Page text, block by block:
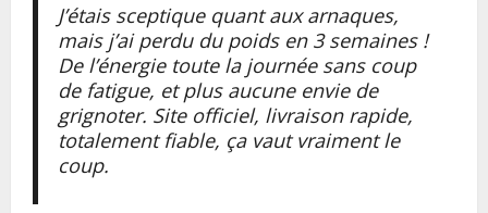
J’étais sceptique quant aux arnaques,
mais j’ai perdu du poids en 3 semaines !
De l’énergie toute la journée sans coup
de fatigue, et plus aucune envie de
grignoter. Site officiel, livraison rapide,
totalement fiable, ça vaut vraiment le
coup.